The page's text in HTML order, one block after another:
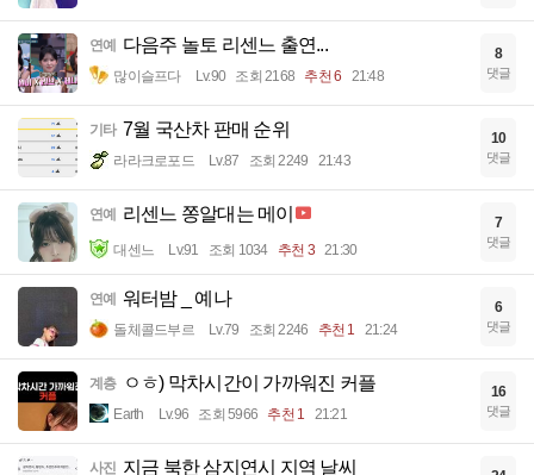
연예 다음주 놀토 리센느 출연...
많이슬프다 Lv.90 조회 2168 추천 6 21:48
8
댓글
기타 7월 국산차 판매 순위
라라크로포드 Lv.87 조회 2249 21:43
10
댓글
연예 리센느 쫑알대는 메이
대센느 Lv.91 조회 1034 추천 3 21:30
7
댓글
연예 워터밤 _ 예나
돌체콜드부르 Lv.79 조회 2246 추천 1 21:24
6
댓글
계층 ㅇㅎ) 막차시간이 가까워진 커플
Earth Lv.96 조회 5966 추천 1 21:21
16
댓글
사진 지금 북한 삼지연시 지역 날씨